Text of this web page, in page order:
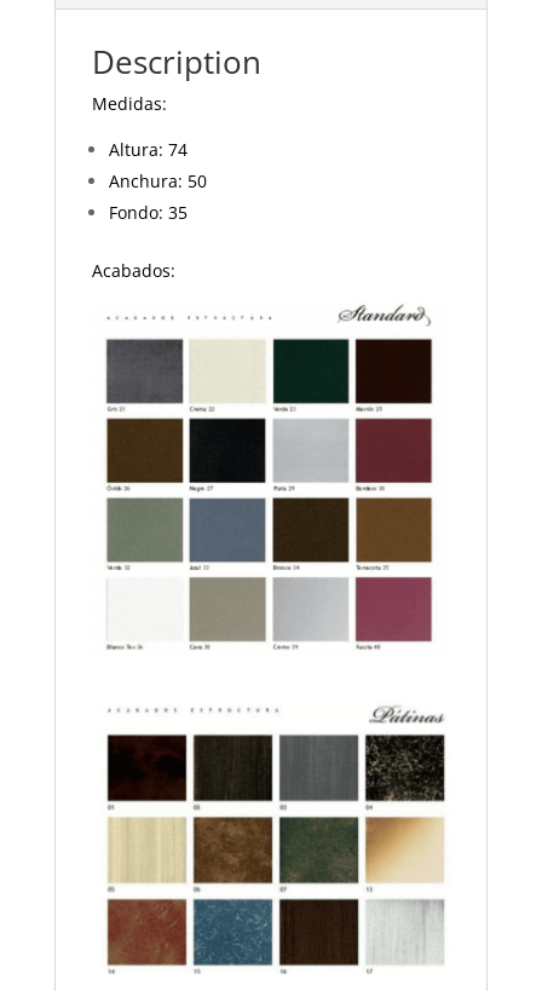
Description
Medidas:
Altura: 74
Anchura: 50
Fondo: 35
Acabados: